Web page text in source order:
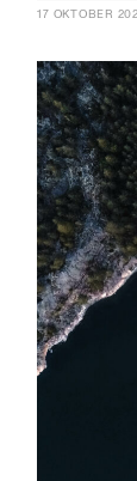
17 OKTOBER